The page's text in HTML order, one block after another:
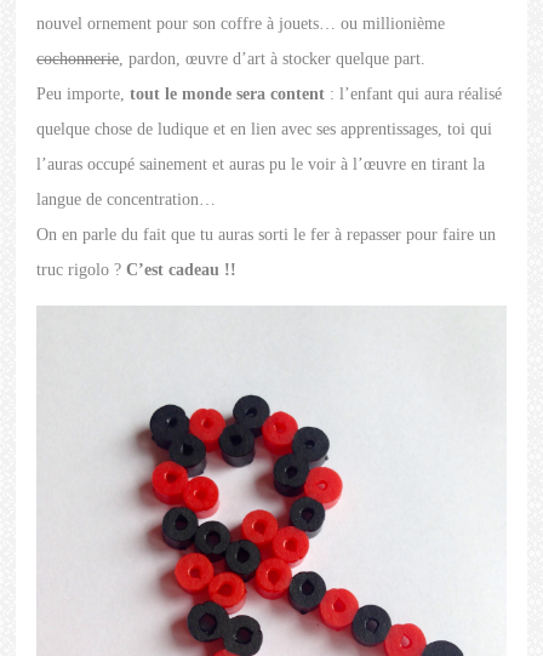
nouvel ornement pour son coffre à jouets… ou millionième
cochonnerie, pardon, œuvre d’art à stocker quelque part.
Peu importe,tout le monde sera content : l’enfant qui aura réalisé
quelque chose de ludique et en lien avec ses apprentissages, toi qui
l’auras occupé sainement et auras pu le voir à l’œuvre en tirant la
langue de concentration…
On en parle du fait que tu auras sorti le fer à repasser pour faire un
truc rigolo ?C’est cadeau !!